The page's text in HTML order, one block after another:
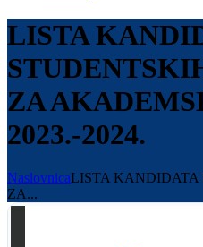
LISTA
ZA
2023.-2024.
NaslovnicaLISTA KANDIDATA
ZA...